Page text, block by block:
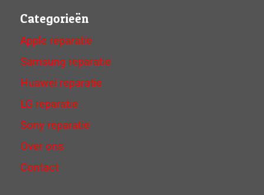
Categorieën
Apple reparatie
Samsung reparatie
Huawei reparatie
LG reparatie
Sony reparatie
Over ons
Contact